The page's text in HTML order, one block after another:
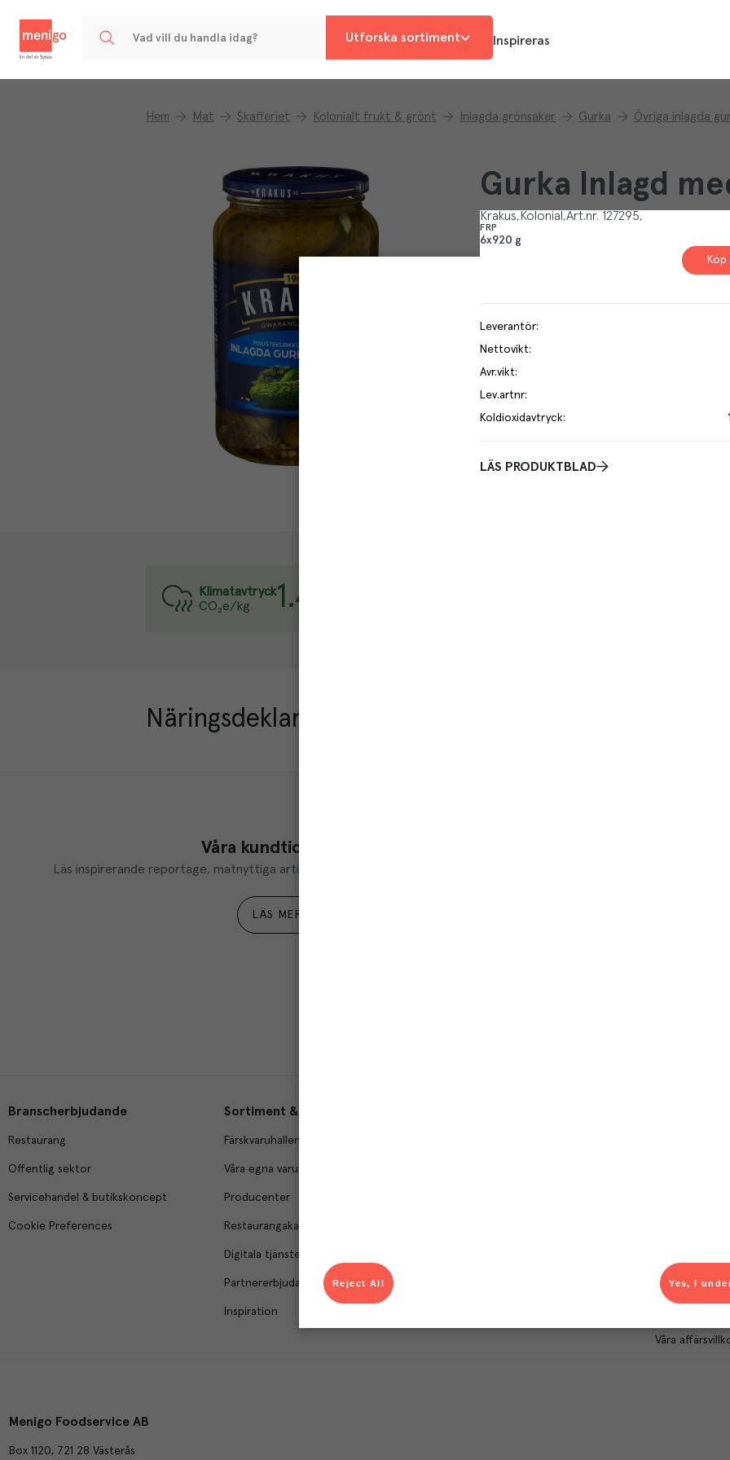
Utforska sortiment Inspireras
Hem Mat Skafferiet Kolonialt frukt & grönt Inlagda grönsaker Gurka Övriga inlagda
Gurka Inlagd
Krakus Kolonial Art.nr. 127295
FRP
6x920 g
Köp
Leverantör:
Nettovikt:
Avr.vikt:
Lev.artnr:
Koldioxidavtryck:
LÄS PRODUKTBLAD
Klimatavtryck
CO₂e/kg
1.4
Näringsdeklaration
Våra kundtidningar
Läs inspirerande reportage, matnyttiga artiklar och ta del av aktuella kampanjer.
LÄS MER
Du som är Menigo-
Branscherbjudande
Restaurang
Offentlig sektor
Servicehandel & butikskoncept
Cookie Preferences
Sortiment & tjänster
Färskvaruhallen
Våra egna varumärken
Producenter
Restaurangakademien
Digitala tjänster
Partnererbjudanden
Inspiration
Produktlarm
Våra
Menigo Foodservice AB
Box 1120, 721 28 Västerås
Yes, I
Reject All